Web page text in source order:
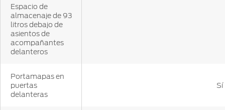
Espacio de
almacenaje de 93
litros debajo de
asientos de
acompañantes
delanteros
Portamapas en
puertas
delanteras
Sí